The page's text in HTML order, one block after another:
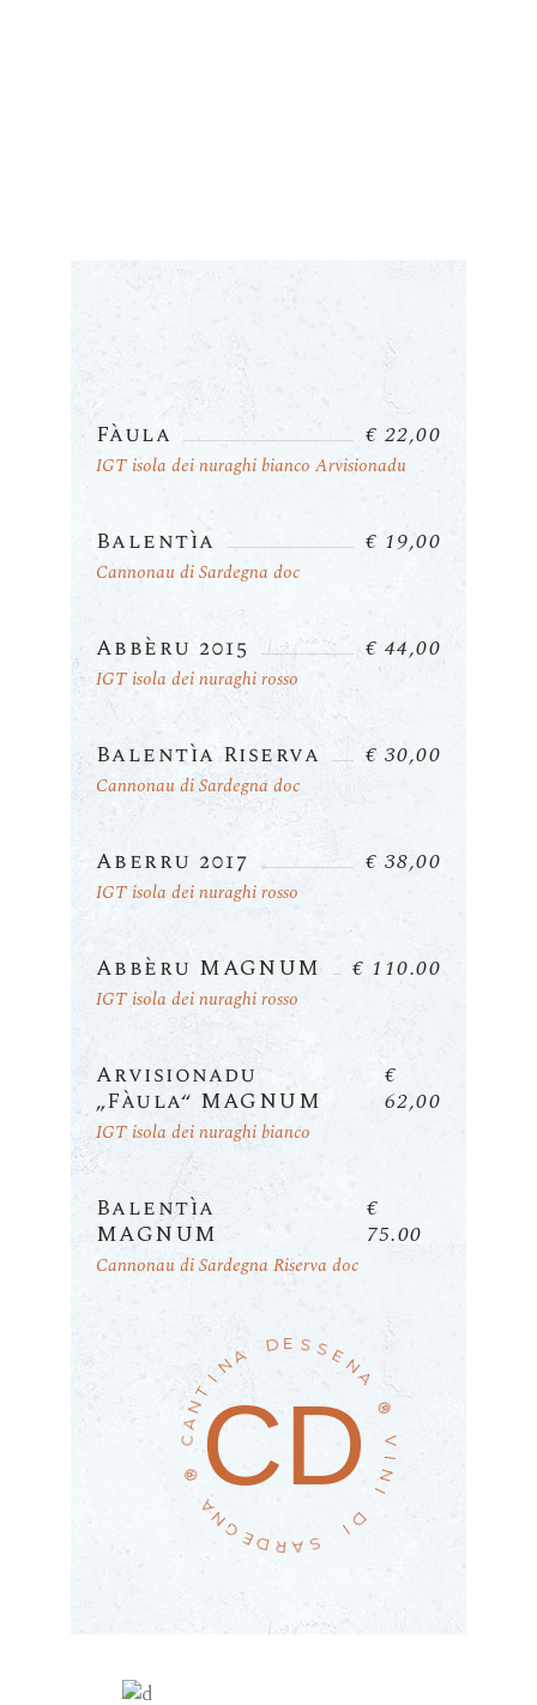
Fàula € 22,00
IGT isola dei nuraghi bianco Arvisionadu
Balentìa € 19,00
Cannonau di Sardegna doc
Abbèru 2015 € 44,00
IGT isola dei nuraghi rosso
Balentìa Riserva € 30,00
Cannonau di Sardegna doc
Aberru 2017 € 38,00
IGT isola dei nuraghi rosso
Abbèru MAGNUM € 110.00
IGT isola dei nuraghi rosso
Arvisionadu
„Fàula“ MAGNUM
€
62,00
IGT isola dei nuraghi bianco
Balentìa
MAGNUM
€
75.00
Cannonau di Sardegna Riserva doc
C
A
N
T
I
NA
D E S SEN
A
®
V
I
N
I
D
I
S
A
R
D
E
G
N
A
®CD